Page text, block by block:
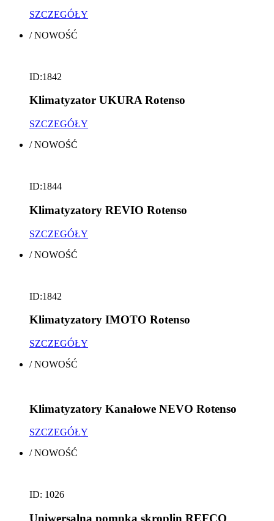
SZCZEGÓŁY
/NOWOŚĆ
ID:1842
Klimatyzator UKURA Rotenso
SZCZEGÓŁY
/NOWOŚĆ
ID:1844
Klimatyzatory REVIO Rotenso
SZCZEGÓŁY
/NOWOŚĆ
ID:1842
Klimatyzatory IMOTO Rotenso
SZCZEGÓŁY
/NOWOŚĆ
Klimatyzatory Kanałowe NEVO Rotenso
SZCZEGÓŁY
/NOWOŚĆ
ID: 1026
Uniwersalna pompka skroplin REFCO